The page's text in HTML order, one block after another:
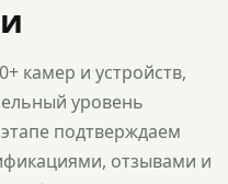
камер и устройств,
уровень
подтверждаем
отзывами и